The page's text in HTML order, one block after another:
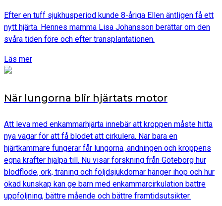
Efter en tuff sjukhusperiod kunde 8-åriga Ellen äntligen få ett
nytt hjärta. Hennes mamma Lisa Johansson berättar om den
svåra tiden före och efter transplantationen.
Läs mer
När lungorna blir hjärtats motor
Att leva med enkammarhjärta innebär att kroppen måste hitta
nya vägar för att få blodet att cirkulera. När bara en
hjärtkammare fungerar får lungorna, andningen och kroppens
egna krafter hjälpa till. Nu visar forskning från Göteborg hur
blodflöde, ork, träning och följdsjukdomar hänger ihop och hur
ökad kunskap kan ge barn med enkammarcirkulation bättre
uppföljning, bättre mående och bättre framtidsutsikter.